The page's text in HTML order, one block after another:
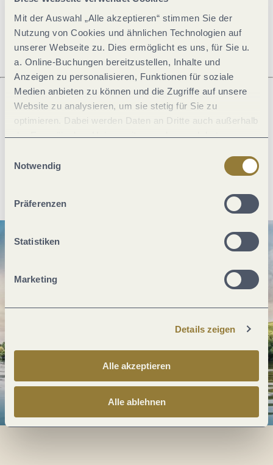
Mit der Auswahl „Alle akzeptieren“ stimmen Sie der
Nutzung von Cookies und ähnlichen Technologien auf
unserer Webseite zu. Dies ermöglicht es uns, für Sie u.
a. Online-Buchungen bereitzustellen, Inhalte und
Anzeigen zu personalisieren, Funktionen für soziale
Medien anbieten zu können und die Zugriffe auf unsere
Website zu analysieren, um sie stetig für Sie zu
optimieren. Dabei werden Daten an Dritte auch außerhalb
der Europäischen Union weitergegeben und dort
jederzeit widerrufen werden. Mit der Auswahl "Alle
ablehnen" kann es zu Beeinträchtigungen in der Nutzung
Notwendig
Präferenzen
Statistiken
Marketing
Details zeigen
Alle akzeptieren
Alle ablehnen
Öffnungszeiten
Was möchtest du als nächstes tun?